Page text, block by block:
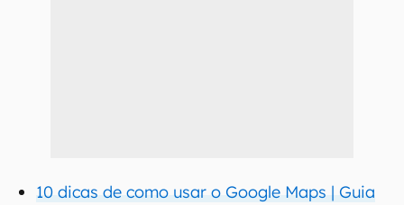
10 dicas de como usar o Google Maps | Guia